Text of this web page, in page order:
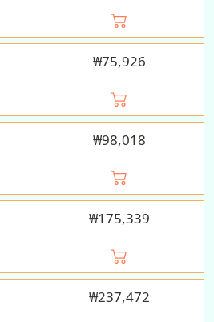
₩75,926
₩98,018
₩175,339
₩237,472